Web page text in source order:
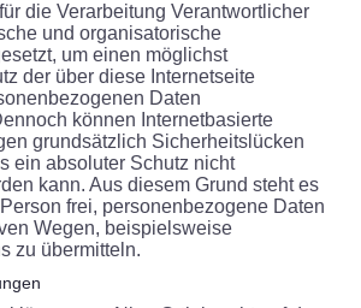
die Verarbeitung Verantwortlicher
und organisatorische
um einen möglichst
der über diese Internetseite
Daten
können Internetbasierte
grundsätzlich Sicherheitslücken
ein absoluter Schutz nicht
kann. Aus diesem Grund steht es
frei, personenbezogene Daten
Wegen, beispielsweise
zu übermitteln.